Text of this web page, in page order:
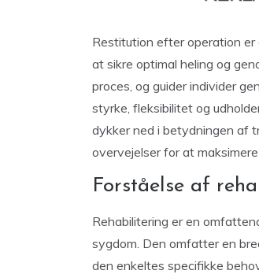
Restitution efter operation
at sikre optimal heling og
proces, og guider individer
styrke, fleksibilitet og
dykker ned i betydningen af
overvejelser for at
Forståelse af
Rehabilitering er en
sygdom. Den omfatter en
den enkeltes specifikke